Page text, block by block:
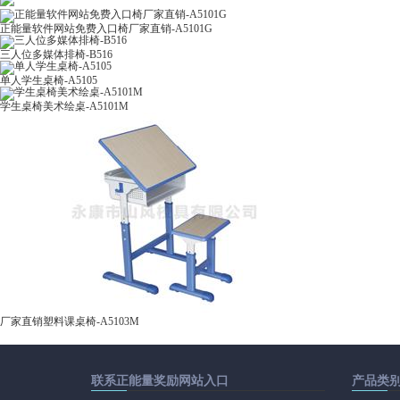
正能量软件网站免费入口椅厂家直销-A5101G
三人位多媒体排椅-B516
单人学生桌椅-A5105
学生桌椅美术绘桌-A5101M
厂家直销塑料课桌椅-A5103M
联系正能量奖励网站入口 产品类别